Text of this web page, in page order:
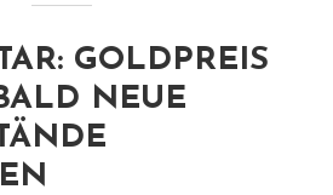
GOLDPREIS
NEUE